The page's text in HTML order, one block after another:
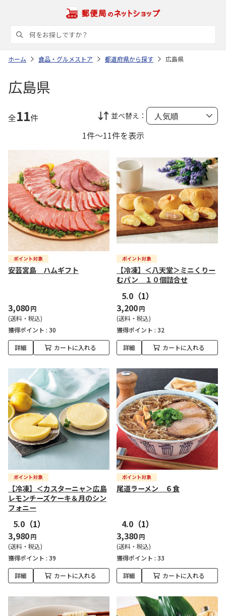
ホーム 食品・グルメストア 都道府県から探す 広島県
広島県
全11件 並べ替え：
1件～11件を表示
安芸宮島 ハムギフト
3,080円
(送料・税込)
獲得ポイント : 30
詳細 カートに入れる
【冷凍】＜八天堂＞ミニくりー
むパン １０個詰合せ
5.0 （1）
3,200円
(送料・税込)
獲得ポイント : 32
詳細 カートに入れる
【冷凍】＜カスターニャ＞広島
レモンチーズケーキ＆月のシン
フォニー
5.0 （1）
3,980円
(送料・税込)
獲得ポイント : 39
詳細 カートに入れる
尾道ラーメン ６食
4.0 （1）
3,380円
(送料・税込)
獲得ポイント : 33
詳細 カートに入れる